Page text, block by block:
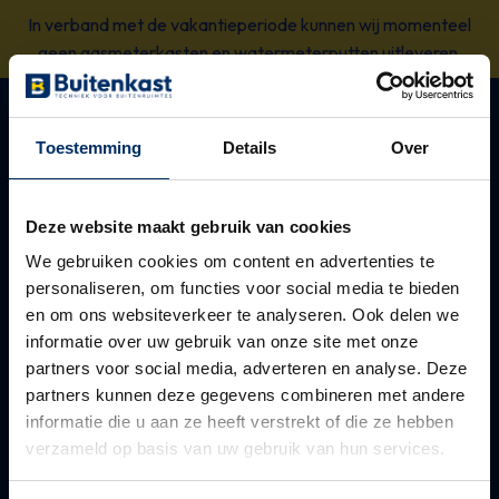
Toestemming Details Over
Deze website maakt gebruik van cookies
We gebruiken cookies om content en advertenties te
personaliseren, om functies voor social media te bieden
en om ons websiteverkeer te analyseren. Ook delen we
informatie over uw gebruik van onze site met onze
partners voor social media, adverteren en analyse. Deze
partners kunnen deze gegevens combineren met andere
informatie die u aan ze heeft verstrekt of die ze hebben
verzameld op basis van uw gebruik van hun services.
In verband met de vakantieperiode kunnen wij momenteel
geen gasmeterkasten en watermeterputten uitleveren.
Spring
naar
contentOver ons
Advies
Onderhoud
Online beheer
Ons aanbod
Bovengrondse kasten
Online energiebeheer
Snel naar
Inloggen
Webshop
Verzenden en